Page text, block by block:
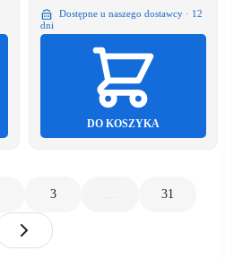
Dostępne u naszego dostawcy · 12
dni
DO KOSZYKA
3 … 31